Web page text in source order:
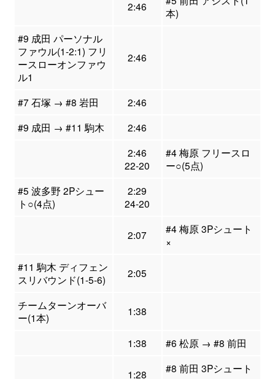
2:46
本)
#9 成田 パーソナル
ファウル(1-2:1) フリ
ースローオンファウ
ル1
2:46
#7 石塚 → #8 岩田
2:46
#9 成田 → #11 駒木
2:46
2:46
22-20
#4 梅原 フリースロ
ー○(5点)
#5 波多野 2Pシュー
ト○(4点)
2:29
24-20
2:07
#4 梅原 3Pシュート
×
#11 駒木 ディフェン
スリバウンド(1-5-6)
2:05
チームターンオーバ
ー(1本)
1:38
1:38 #6 松原 → #8 前田
1:28
#8 前田 3Pシュート